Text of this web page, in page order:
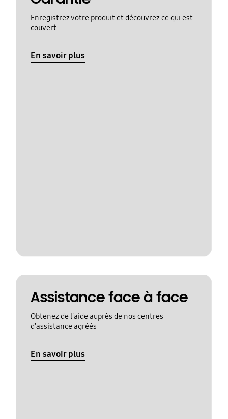
Enregistrez votre produit et découvrez ce qui est
couvert
En savoir plus
Assistance face à face
Obtenez de l'aide auprès de nos centres
d'assistance agréés
En savoir plus